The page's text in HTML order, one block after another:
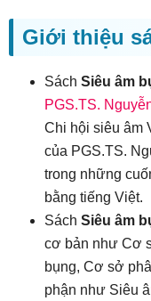
Giới thiệu
Sách Siêu âm
PGS.TS.
Chi hội siêu âm
của PGS.TS.
trong những
bằng tiếng Việt.
Sách Siêu âm
cơ bản như Cơ
bụng, Cơ sở
phận như Siêu